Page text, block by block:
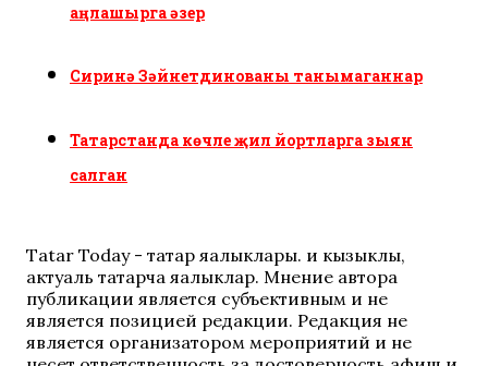
аңлашырга әзер
Сиринә Зәйнетдинованы танымаганнар
Татарстанда көчле җил йортларга зыян
салган
Tatar Today - татар яңалыклары. иң кызыклы,
актуаль татарча яңалыклар. Мнение автора
публикации является субъективным и не
является позицией редакции. Редакция не
является организатором мероприятий и не